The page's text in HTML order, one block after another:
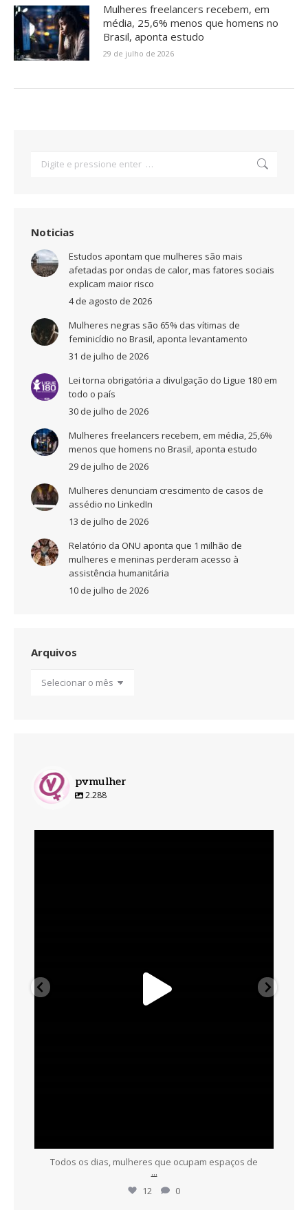
Mulheres freelancers recebem, em
média, 25,6% menos que homens no
Brasil, aponta estudo
29 de julho de 2026
Noticias
Estudos apontam que mulheres são mais
afetadas por ondas de calor, mas fatores sociais
explicam maior risco
4 de agosto de 2026
Mulheres negras são 65% das vítimas de
feminicídio no Brasil, aponta levantamento
31 de julho de 2026
Lei torna obrigatória a divulgação do Ligue 180 em
todo o país
30 de julho de 2026
Mulheres freelancers recebem, em média, 25,6%
menos que homens no Brasil, aponta estudo
29 de julho de 2026
Mulheres denunciam crescimento de casos de
assédio no LinkedIn
13 de julho de 2026
Relatório da ONU aponta que 1 milhão de
mulheres e meninas perderam acesso à
assistência humanitária
10 de julho de 2026
Arquivos
pvmulher
2.288
Todos os dias, mulheres que ocupam espaços de
...
12
0